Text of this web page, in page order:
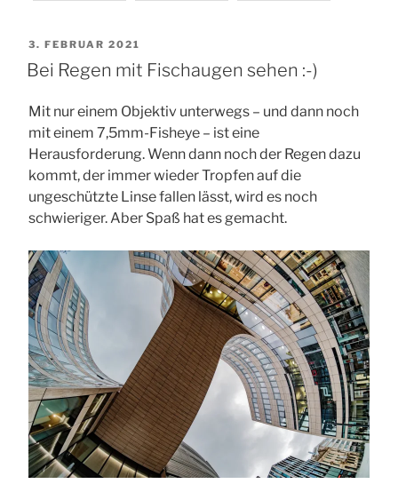
VERÖFFENTLICHT
AM
3. FEBRUAR 2021
Bei Regen mit Fischaugen sehen :-)
Mit nur einem Objektiv unterwegs – und dann noch
mit einem 7,5mm-Fisheye – ist eine
Herausforderung. Wenn dann noch der Regen dazu
kommt, der immer wieder Tropfen auf die
ungeschützte Linse fallen lässt, wird es noch
schwieriger. Aber Spaß hat es gemacht.